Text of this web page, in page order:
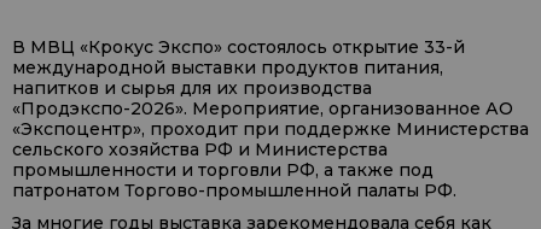
В МВЦ «Крокус Экспо» состоялось открытие 33-й
международной выставки продуктов питания,
напитков и сырья для их производства
«Продэкспо-2026». Мероприятие, организованное АО
«Экспоцентр», проходит при поддержке Министерства
сельского хозяйства РФ и Министерства
промышленности и торговли РФ, а также под
патронатом Торгово-промышленной палаты РФ.
За многие годы выставка зарекомендовала себя как